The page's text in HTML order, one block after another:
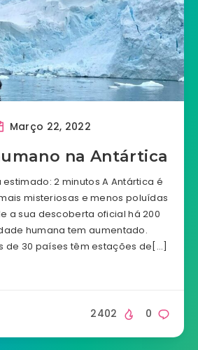
Março 22, 2022
na Antártica
2 minutos A Antártica é
misteriosas e menos poluídas
a sua descoberta oficial há 200
humana tem aumentado.
de 30 países têm estações de[…]
0
2402